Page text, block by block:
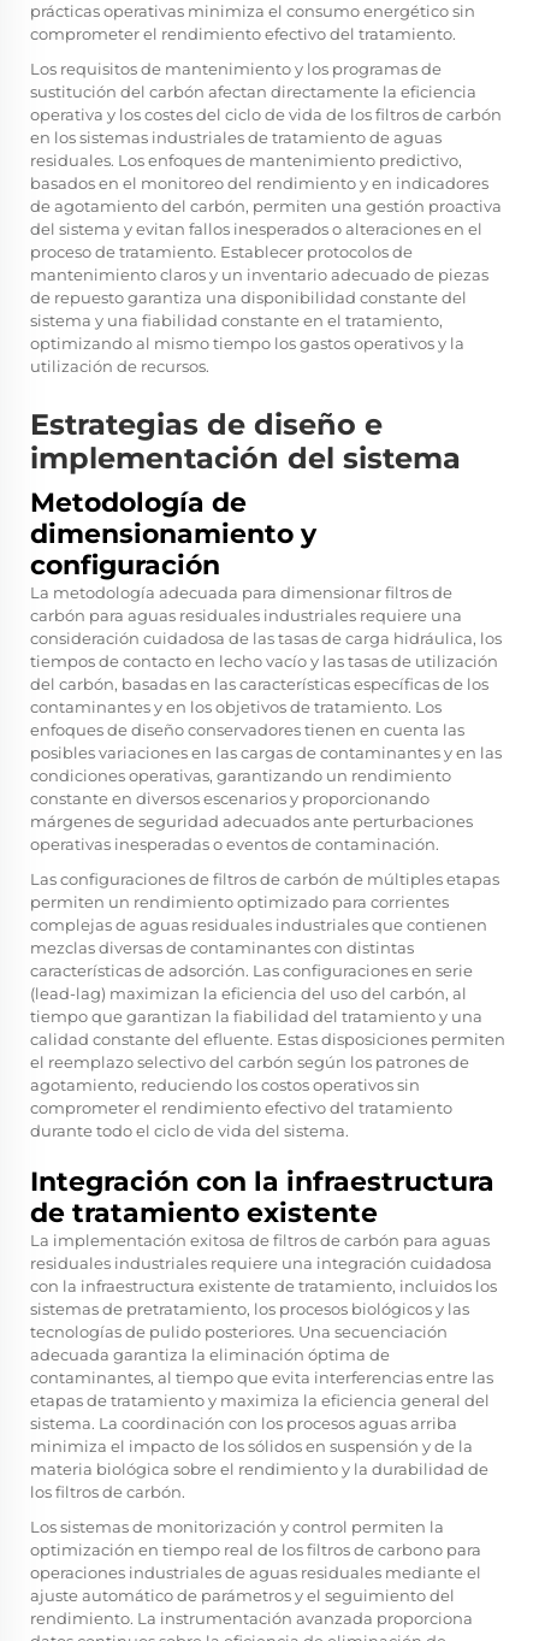
prácticas operativas minimiza el consumo energético sin
comprometer el rendimiento efectivo del tratamiento.
Los requisitos de mantenimiento y los programas de
sustitución del carbón afectan directamente la eficiencia
operativa y los costes del ciclo de vida de los filtros de carbón
en los sistemas industriales de tratamiento de aguas
residuales. Los enfoques de mantenimiento predictivo,
basados en el monitoreo del rendimiento y en indicadores
de agotamiento del carbón, permiten una gestión proactiva
del sistema y evitan fallos inesperados o alteraciones en el
proceso de tratamiento. Establecer protocolos de
mantenimiento claros y un inventario adecuado de piezas
de repuesto garantiza una disponibilidad constante del
sistema y una fiabilidad constante en el tratamiento,
optimizando al mismo tiempo los gastos operativos y la
utilización de recursos.
Estrategias de diseño e
implementación del sistema
Metodología de
dimensionamiento y
configuración
La metodología adecuada para dimensionar filtros de
carbón para aguas residuales industriales requiere una
consideración cuidadosa de las tasas de carga hidráulica, los
tiempos de contacto en lecho vacío y las tasas de utilización
del carbón, basadas en las características específicas de los
contaminantes y en los objetivos de tratamiento. Los
enfoques de diseño conservadores tienen en cuenta las
posibles variaciones en las cargas de contaminantes y en las
condiciones operativas, garantizando un rendimiento
constante en diversos escenarios y proporcionando
márgenes de seguridad adecuados ante perturbaciones
operativas inesperadas o eventos de contaminación.
Las configuraciones de filtros de carbón de múltiples etapas
permiten un rendimiento optimizado para corrientes
complejas de aguas residuales industriales que contienen
mezclas diversas de contaminantes con distintas
características de adsorción. Las configuraciones en serie
(lead-lag) maximizan la eficiencia del uso del carbón, al
tiempo que garantizan la fiabilidad del tratamiento y una
calidad constante del efluente. Estas disposiciones permiten
el reemplazo selectivo del carbón según los patrones de
agotamiento, reduciendo los costos operativos sin
comprometer el rendimiento efectivo del tratamiento
durante todo el ciclo de vida del sistema.
Integración con la infraestructura
de tratamiento existente
La implementación exitosa de filtros de carbón para aguas
residuales industriales requiere una integración cuidadosa
con la infraestructura existente de tratamiento, incluidos los
sistemas de pretratamiento, los procesos biológicos y las
tecnologías de pulido posteriores. Una secuenciación
adecuada garantiza la eliminación óptima de
contaminantes, al tiempo que evita interferencias entre las
etapas de tratamiento y maximiza la eficiencia general del
sistema. La coordinación con los procesos aguas arriba
minimiza el impacto de los sólidos en suspensión y de la
materia biológica sobre el rendimiento y la durabilidad de
los filtros de carbón.
Los sistemas de monitorización y control permiten la
optimización en tiempo real de los filtros de carbono para
operaciones industriales de aguas residuales mediante el
ajuste automático de parámetros y el seguimiento del
rendimiento. La instrumentación avanzada proporciona